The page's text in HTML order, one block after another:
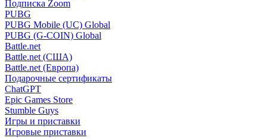
Подписка Zoom
PUBG
PUBG Mobile (UC) Global
PUBG (G-COIN) Global
Battle.net
Battle.net (США)
Battle.net (Европа)
Подарочные сертификаты
ChatGPT
Epic Games Store
Stumble Guys
Игры и приставки
Игровые приставки